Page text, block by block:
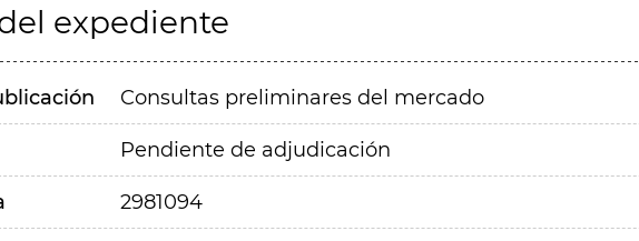
expediente
Consultas preliminares del mercado
Pendiente de adjudicación
2981094